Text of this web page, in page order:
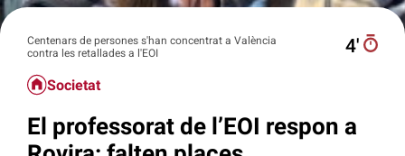
Centenars de persones s'han concentrat a València
contra les retallades a l'EOI
4′
Societat
El professorat de l’EOI respon a